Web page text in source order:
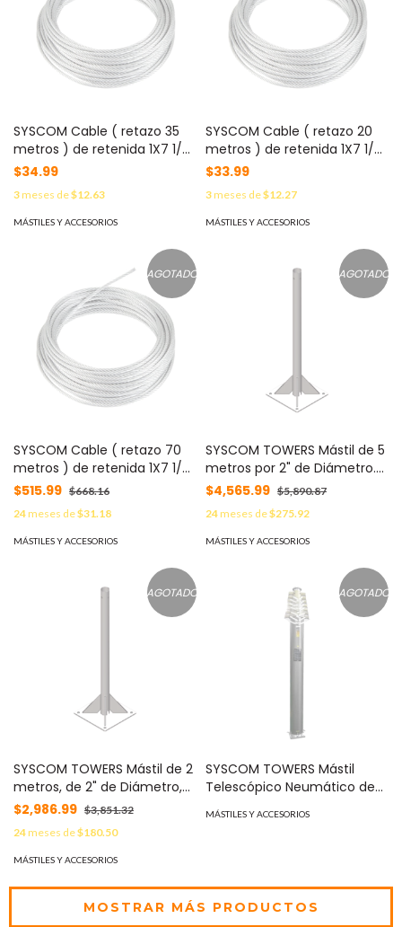
SYSCOM Cable ( retazo 35
metros ) de retenida 1X7 1/8"
alta resistencia galvanizado
clase A MOD:
SRET318CAM*35MTS
$34.99
3meses de$12.63
MÁSTILES Y ACCESORIOS
SYSCOM Cable ( retazo 20
metros ) de retenida 1X7 1/8"
alta resistencia galvanizado
clase A MOD:
SRET318CAM*20MTS
$33.99
3meses de$12.27
MÁSTILES Y ACCESORIOS
AGOTADO
SYSCOM Cable ( retazo 70
metros ) de retenida 1X7 1/8"
alta resistencia galvanizado
clase A MOD:
SRET318CAM*70MTS
$515.99 $668.16
24meses de$31.18
MÁSTILES Y ACCESORIOS
AGOTADO
SYSCOM TOWERS Mástil de 5
metros por 2" de Diámetro.
Galvanizado por Inmersión
en Caliente. MOD: SBMPR5M
$4,565.99 $5,890.87
24meses de$275.92
MÁSTILES Y ACCESORIOS
AGOTADO
SYSCOM TOWERS Mástil de 2
metros, de 2" de Diámetro,
con Opresor, Base Soldada .
Galvanizado por Inmersión
en Caliente. MOD: SBMPR2M
$2,986.99 $3,851.32
24meses de$180.50
MÁSTILES Y ACCESORIOS
AGOTADO
SYSCOM TOWERS Mástil
Telescópico Neumático de
15 metros con Compresor y
Accesorios. MOD:
MÁSTILES Y ACCESORIOS
MOSTRAR MÁS PRODUCTOS